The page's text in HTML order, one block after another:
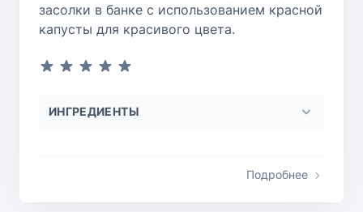
засолки в банке с использованием красной
капусты для красивого цвета.
ИНГРЕДИЕНТЫ
Подробнее